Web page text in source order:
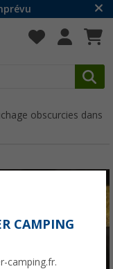
obscurcies dans
CAMPING
camping.fr.